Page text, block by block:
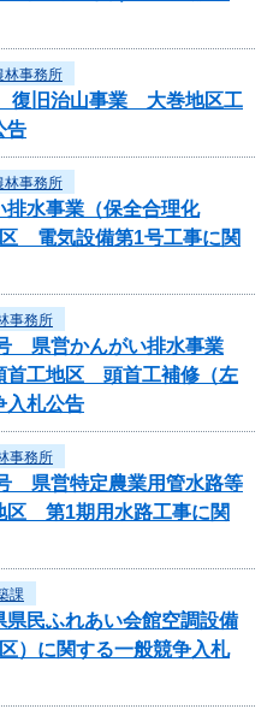
林事務所
復旧治山事業 大巻地区工
告
林事務所
排水事業（保全合理化
電気設備第1号工事に関
事務所
県営かんがい排水事業
首工地区 頭首工補修（左
入札公告
事務所
県営特定農業用管水路等
第1期用水路工事に関
課
県民ふれあい会館空調設備
）に関する一般競争入札